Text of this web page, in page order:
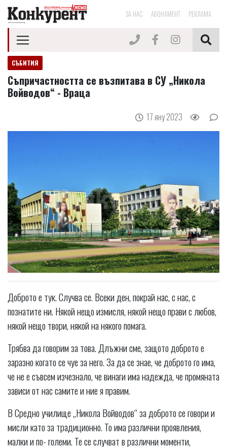
ЗА НАС АБОНАМЕНТ РЕКЛАМА
СЪБИТИЯ
Съпричастността се възпитава в СУ „Никола
Войводов“ - Враца
17 яну 2023
Доброто е тук. Случва се. Всеки ден, покрай нас, с нас, с
познатите ни. Някой нещо измисля, някой нещо прави с любов,
някой нещо твори, някой на някого помага.
Трябва да говорим за това. Длъжни сме, защото доброто е
заразно когато се чуе за него. За да се знае, че доброто го има,
че не е съвсем изчезнало, че винаги има надежда, че промяната
зависи от нас самите и ние я правим.
В Средно училище „Никола Войводов“ за доброто се говори и
мисли като за традиционно. То има различни проявления,
малки и по- големи. Те се случват в различни моменти,